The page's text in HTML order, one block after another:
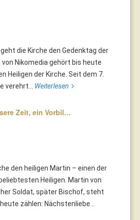
die Kirche den Gedenktag der
von Nikomedia gehört bis heute
Heiligen der Kirche. Seit dem 7.
verehrt... Weiterlesen
Zeit, ein Vorbil…
den heiligen Martin – einen der
Heiligen. Martin von
Soldat, später Bischof, steht
zählen: Nächstenliebe...